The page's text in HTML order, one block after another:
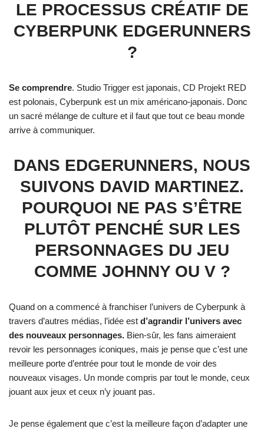
LE PROCESSUS CRÉATIF DE
CYBERPUNK EDGERUNNERS
?
Se comprendre. Studio Trigger est japonais, CD Projekt RED
est polonais, Cyberpunk est un mix américano-japonais. Donc
un sacré mélange de culture et il faut que tout ce beau monde
arrive à communiquer.
DANS EDGERUNNERS, NOUS
SUIVONS DAVID MARTINEZ.
POURQUOI NE PAS S’ÊTRE
PLUTÔT PENCHÉ SUR LES
PERSONNAGES DU JEU
COMME JOHNNY OU V ?
Quand on a commencé à franchiser l’univers de Cyberpunk à
travers d’autres médias, l’idée est d’agrandir l’univers avec
des nouveaux personnages. Bien-sûr, les fans aimeraient
revoir les personnages iconiques, mais je pense que c’est une
meilleure porte d’entrée pour tout le monde de voir des
nouveaux visages. Un monde compris par tout le monde, ceux
jouant aux jeux et ceux n’y jouant pas.
Je pense également que c’est la meilleure façon d’adapter une